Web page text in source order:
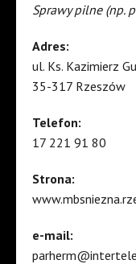
Sprawy pilne (np.
Adres:
ul. Ks. Kazimierz
35-317 Rzeszów
Telefon:
17 221 91 80
Strona:
e-mail: